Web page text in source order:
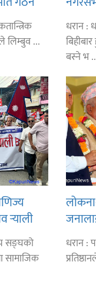
: कुमार
लिम्बुव ...
स्थगित
धरान :
बस्ने भ
र्‍याली
सङ्घको
सामाजिक
धरान :